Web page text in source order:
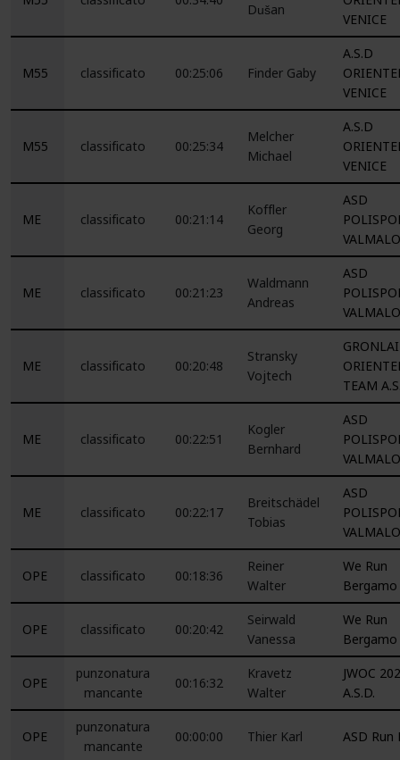
Dušan
VENICE
M55 classificato 00:25:06 Finder Gaby
A.S.D
VENICE
M55 classificato 00:25:34
Melcher
Michael
A.S.D
VENICE
ME classificato 00:21:14
Koffler
Georg
ASD
ME classificato 00:21:23
Waldmann
Andreas
ASD
ME classificato 00:20:48
Stransky
Vojtech
TEAM
ME classificato 00:22:51
Kogler
Bernhard
ASD
ME classificato 00:22:17
Breitschädel
Tobias
ASD
OPE classificato 00:18:36
Reiner
Walter
We Run
Bergamo
OPE classificato 00:20:42
Seirwald
Vanessa
We Run
Bergamo
OPE
punzonatura
mancante
00:16:32
Kravetz
Walter
JWOC
A.S.D.
OPE
punzonatura
mancante
00:00:00 Thier Karl ASD Run